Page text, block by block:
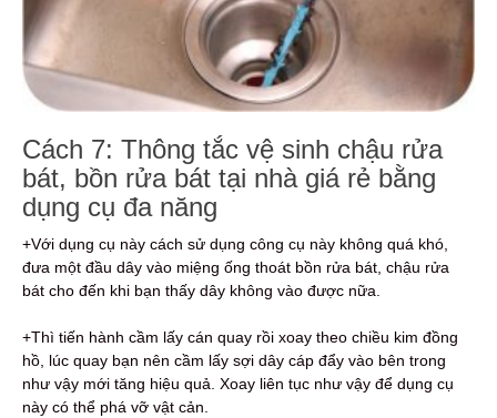
Cách 7: Thông tắc vệ sinh chậu rửa
bát, bồn rửa bát tại nhà giá rẻ bằng
dụng cụ đa năng
+Với dụng cụ này cách sử dụng công cụ này không quá khó,
đưa một đầu dây vào miệng ống thoát bồn rửa bát, chậu rửa
bát cho đến khi bạn thấy dây không vào được nữa.
+Thì tiến hành cầm lấy cán quay rồi xoay theo chiều kim đồng
hồ, lúc quay bạn nên cầm lấy sợi dây cáp đẩy vào bên trong
như vậy mới tăng hiệu quả. Xoay liên tục như vậy để dụng cụ
này có thể phá vỡ vật cản.